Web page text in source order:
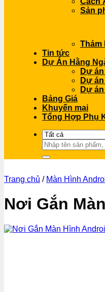
Sản
Thảm
Tin tức
Dự Án Hằng
Dự
Dự
Dự
Bảng Giá
Khuyến mại
Tổng Hợp Phụ
Tìm
kiếm:
Trang chủ / Màn Hình
Nơi Gắn